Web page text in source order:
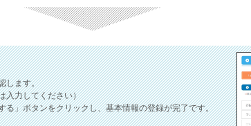
します。
入力してください）
る」ボタンをクリックし、基本情報の登録が完了です。